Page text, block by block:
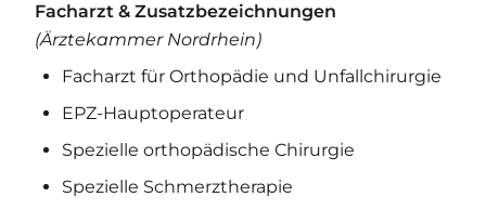
Facharzt & Zusatzbezeichnungen
(Ärztekammer Nordrhein)
Facharzt für Orthopädie und Unfallchirurgie
EPZ-Hauptoperateur
Spezielle orthopädische Chirurgie
Spezielle Schmerztherapie